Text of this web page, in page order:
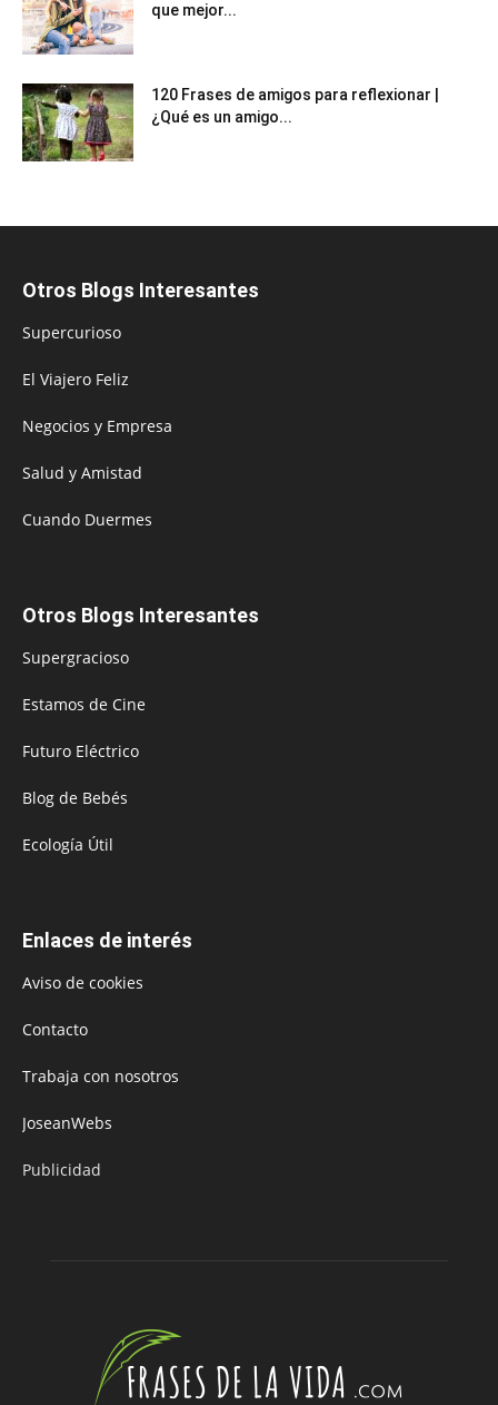
que mejor...
120 Frases de amigos para reflexionar |
¿Qué es un amigo...
Otros Blogs Interesantes
Supercurioso
El Viajero Feliz
Negocios y Empresa
Salud y Amistad
Cuando Duermes
Otros Blogs Interesantes
Supergracioso
Estamos de Cine
Futuro Eléctrico
Blog de Bebés
Ecología Útil
Enlaces de interés
Aviso de cookies
Contacto
Trabaja con nosotros
JoseanWebs
Publicidad